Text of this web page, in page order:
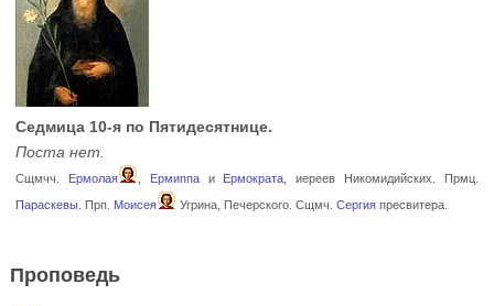
Седмица 10-я по Пятидесятнице.
Поста нет.
Сщмчч. Ермолая Ермиппаи Ермократа , иереев Никомидийских. Прмц.
Параскевы. Прп. Моисея Угрина, Печерского. Сщмч. Сергияпресвитера.
Проповедь